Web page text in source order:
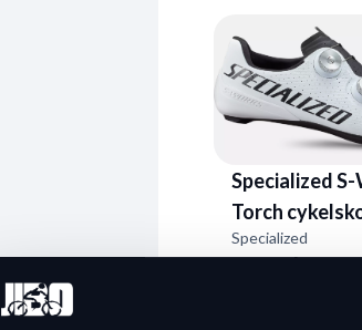
Specialized
Torch
Specialized